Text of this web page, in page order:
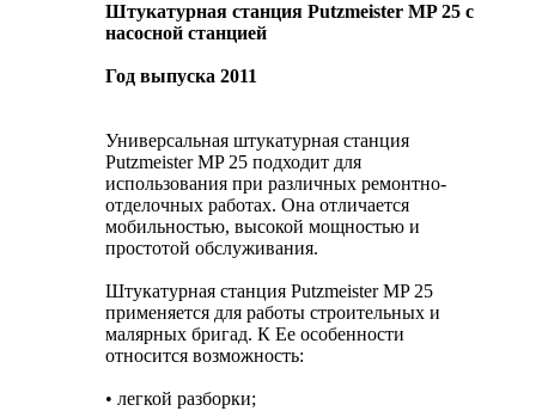
Штукатурная станция Putzmeister MP 25 с
насосной станцией
Год выпуска 2011
Универсальная штукатурная станция
Putzmeister MP 25 подходит для
использования при различных ремонтно-
отделочных работах. Она отличается
мобильностью, высокой мощностью и
простотой обслуживания.
Штукатурная станция Putzmeister MP 25
применяется для работы строительных и
малярных бригад. К Ее особенности
относится возможность:
• легкой разборки;